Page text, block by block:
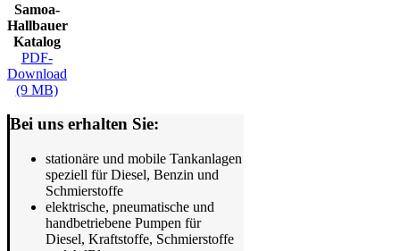
Samoa-
Hallbauer
Katalog
PDF-
Download
(9 MB)
Bei uns erhalten Sie:
stationäre und mobile Tankanlagen
speziell für Diesel, Benzin und
Schmierstoffe
elektrische, pneumatische und
handbetriebene Pumpen für
Diesel, Kraftstoffe, Schmierstoffe